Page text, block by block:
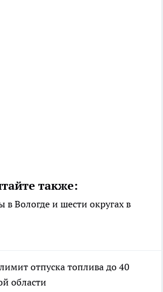
также:
Вологде и шести округах в
отпуска топлива до 40
области